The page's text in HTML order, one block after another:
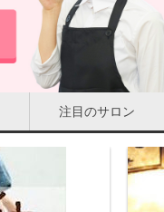
注目のサロン